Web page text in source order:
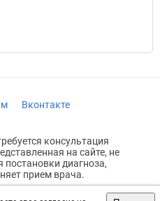
Вконтакте
консультация
на сайте, не
диагноза,
прием врача.